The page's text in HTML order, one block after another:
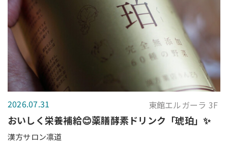
2026.07.31 東館エルガーラ 3F
おいしく栄養補給😊薬膳酵素ドリンク「琥珀」✨
漢方サロン凛道